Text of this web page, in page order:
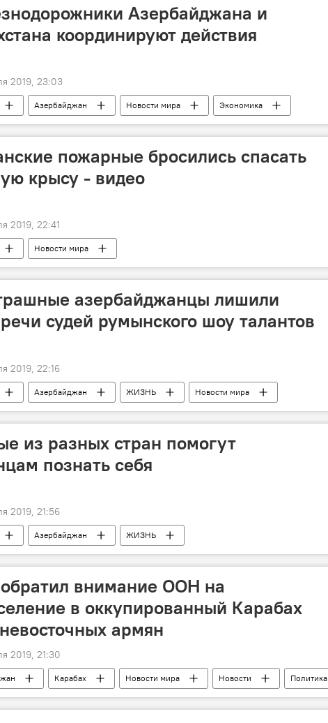
Азербайджана и
координируют действия
2019, 23:03
Азербайджан Новости мира Экономика
пожарные бросились спасать
крысу - видео
2019, 22:41
Новости мира
азербайджанцы лишили
судей румынского шоу талантов
2019, 22:16
Азербайджан ЖИЗНЬ Новости мира
из разных стран помогут
познать себя
2019, 21:56
Азербайджан ЖИЗНЬ
внимание ООН на
в оккупированный Карабах
армян
2019, 21:30
Карабах Новости мира Новости Политика